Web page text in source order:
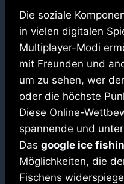
Die soziale
in vielen digitalen
Multiplayer-Modi
mit Freunden und
um zu sehen, wer
oder die höchste
Diese Online-
spannende und
Das google ice
Möglichkeiten, die
Fischens